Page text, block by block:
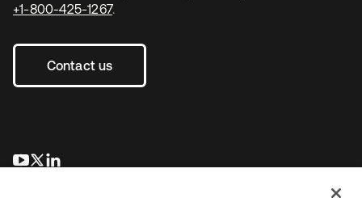
+1-800-425-1267.
Contact us
se abre en una pestaña nueva
se abre en una pestaña nueva